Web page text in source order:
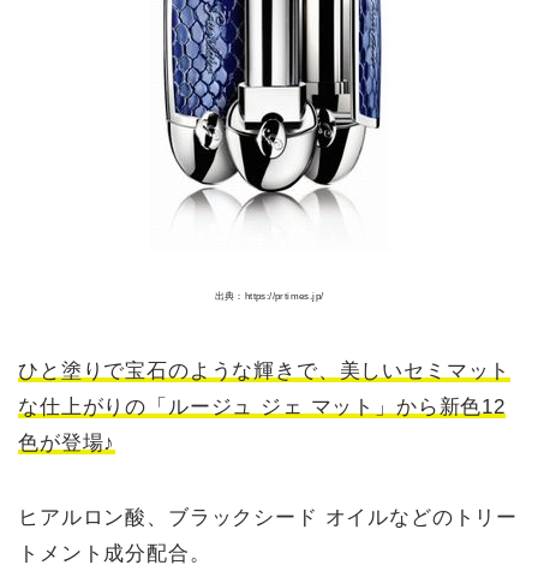
出典：https://prtimes.jp/
ひと塗りで宝石のような輝きで、美しいセミマット
な仕上がりの「ルージュ ジェ マット」から新色12
色が登場♪
ヒアルロン酸、ブラックシード オイルなどのトリー
トメント成分配合。